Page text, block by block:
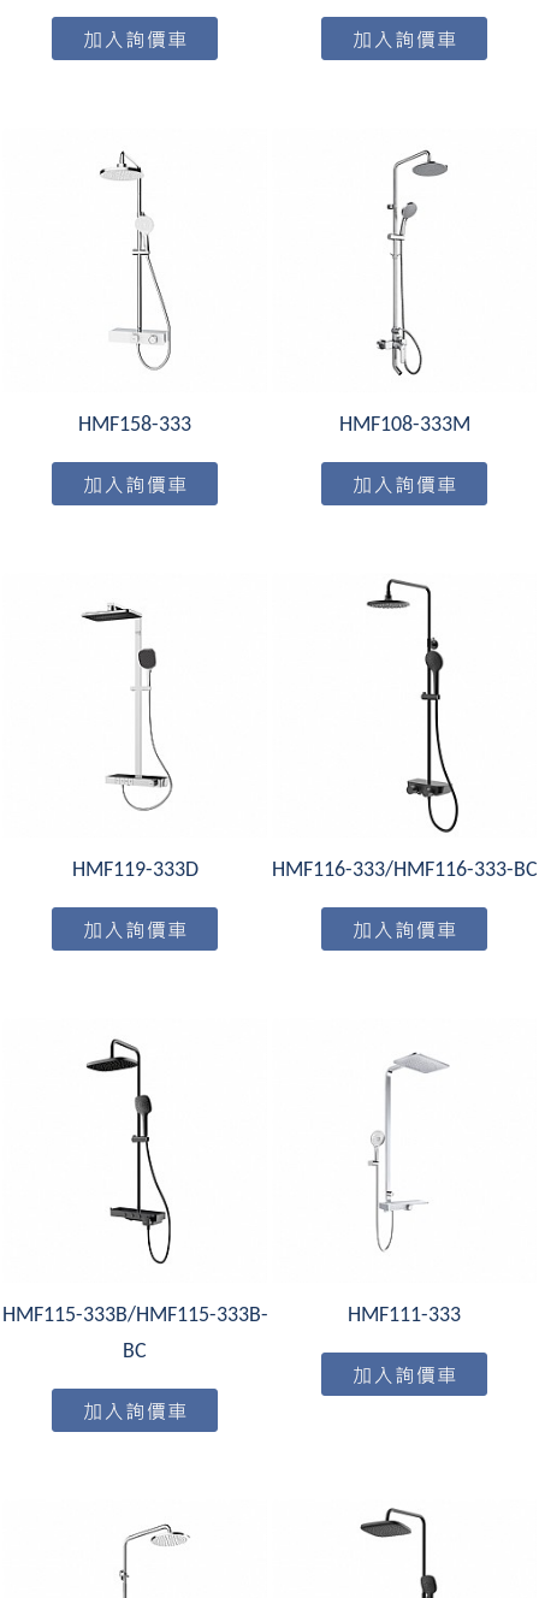
HMF158-333 HMF108-333M
HMF119-333D HMF116-333/HMF116-333-BC
HMF115-333B/HMF115-333B-
BC
HMF111-333